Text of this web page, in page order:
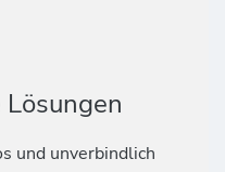
und unverbindlich